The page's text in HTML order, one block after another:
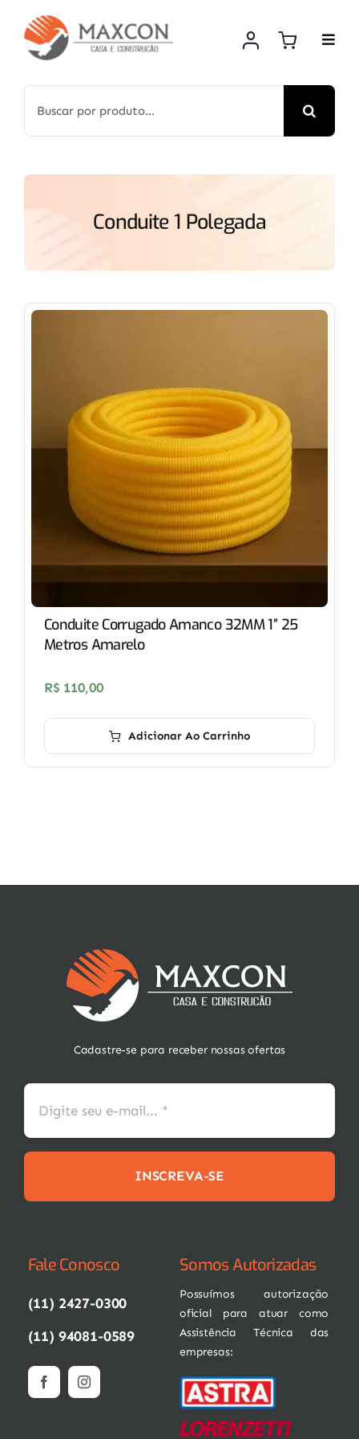
content
for:
Conduite 1 Polegada
Conduite Corrugado Amanco 32MM 1” 25
Metros Amarelo
R$ 110,00
Adicionar Ao Carrinho
Cadastre-se para receber nossas ofertas
INSCREVA-SE
Fale Conosco
(11) 2427-0300
(11) 94081-0589
Somos Autorizadas
Possuímos autorização
oficial para atuar como
Assistência Técnica das
empresas: